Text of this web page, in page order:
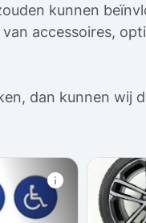
kunnen
accessoires,
dan kunnen wij